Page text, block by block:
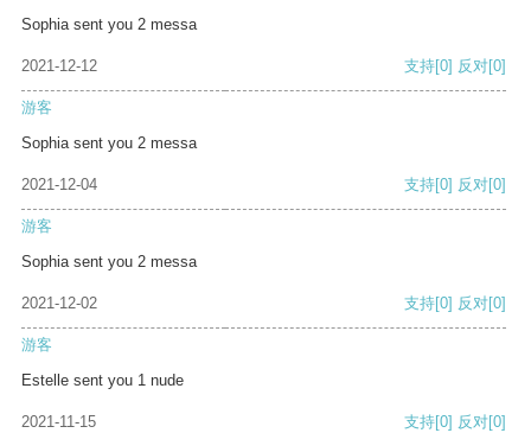
Sophia sent you 2 messa
2021-12-12 支持[0] 反对[0]
游客
Sophia sent you 2 messa
2021-12-04 支持[0] 反对[0]
游客
Sophia sent you 2 messa
2021-12-02 支持[0] 反对[0]
游客
Estelle sent you 1 nude
2021-11-15 支持[0] 反对[0]